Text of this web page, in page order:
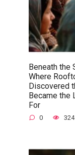
Beneath the
Where
Discovered
Became the
For
0 324